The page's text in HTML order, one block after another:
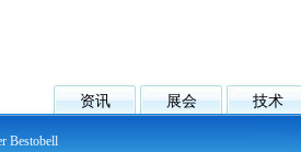
资讯 展会 技术
Bestobell